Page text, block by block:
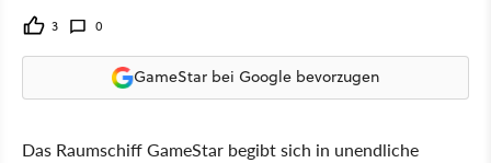
3 0
GameStar bei Google bevorzugen
Das Raumschiff GameStar begibt sich in unendliche